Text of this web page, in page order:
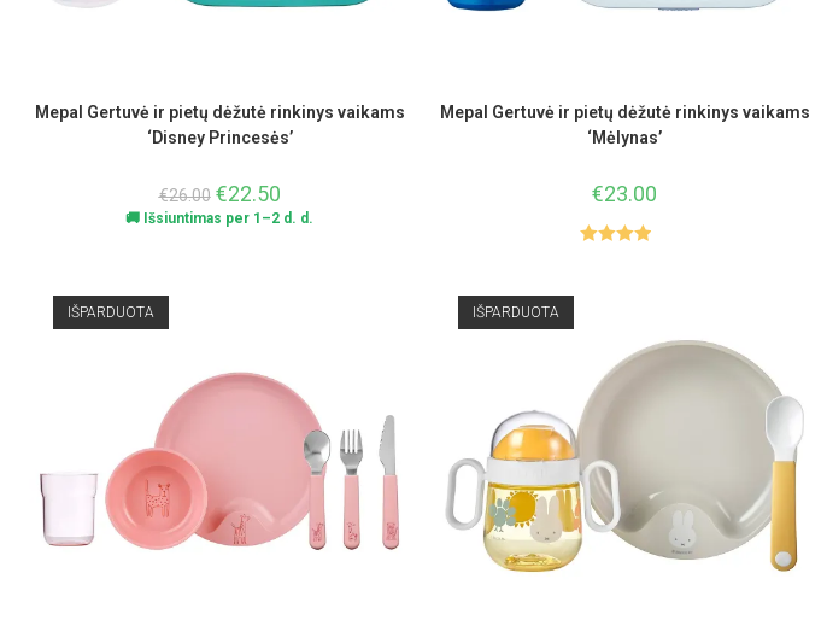
Mepal Gertuvė ir pietų dėžutė rinkinys vaikams
‘Disney Princesės’
€26.00 €22.50
🚚 Išsiuntimas per 1–2 d. d.
Mepal Gertuvė ir pietų dėžutė rinkinys vaikams
‘Mėlynas’
€23.00
IŠPARDUOTA IŠPARDUOTA